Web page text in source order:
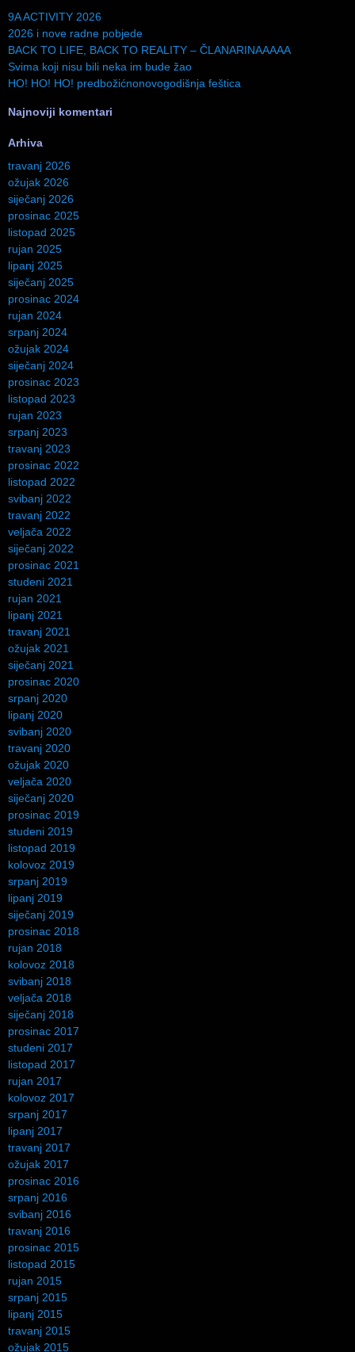
9A ACTIVITY 2026
2026 i nove radne pobjede
BACK TO LIFE, BACK TO REALITY – ČLANARINAAAAA
Svima koji nisu bili neka im bude žao
HO! HO! HO! predbožićnonovogodišnja feštica
Najnoviji komentari
Arhiva
travanj 2026
ožujak 2026
siječanj 2026
prosinac 2025
listopad 2025
rujan 2025
lipanj 2025
siječanj 2025
prosinac 2024
rujan 2024
srpanj 2024
ožujak 2024
siječanj 2024
prosinac 2023
listopad 2023
rujan 2023
srpanj 2023
travanj 2023
prosinac 2022
listopad 2022
svibanj 2022
travanj 2022
veljača 2022
siječanj 2022
prosinac 2021
studeni 2021
rujan 2021
lipanj 2021
travanj 2021
ožujak 2021
siječanj 2021
prosinac 2020
srpanj 2020
lipanj 2020
svibanj 2020
travanj 2020
ožujak 2020
veljača 2020
siječanj 2020
prosinac 2019
studeni 2019
listopad 2019
kolovoz 2019
srpanj 2019
lipanj 2019
siječanj 2019
prosinac 2018
rujan 2018
kolovoz 2018
svibanj 2018
veljača 2018
siječanj 2018
prosinac 2017
studeni 2017
listopad 2017
rujan 2017
kolovoz 2017
srpanj 2017
lipanj 2017
travanj 2017
ožujak 2017
prosinac 2016
srpanj 2016
svibanj 2016
travanj 2016
prosinac 2015
listopad 2015
rujan 2015
srpanj 2015
lipanj 2015
travanj 2015
ožujak 2015